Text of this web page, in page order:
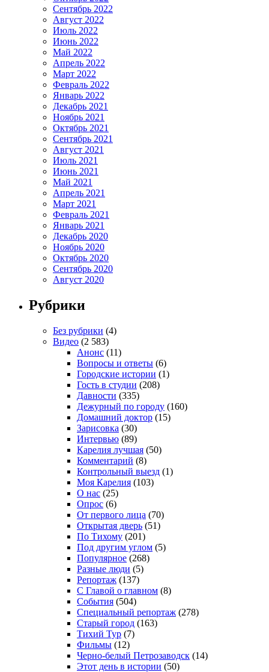
Сентябрь 2022
Август 2022
Июль 2022
Июнь 2022
Май 2022
Апрель 2022
Март 2022
Февраль 2022
Январь 2022
Декабрь 2021
Ноябрь 2021
Октябрь 2021
Сентябрь 2021
Август 2021
Июль 2021
Июнь 2021
Май 2021
Апрель 2021
Март 2021
Февраль 2021
Январь 2021
Декабрь 2020
Ноябрь 2020
Октябрь 2020
Сентябрь 2020
Август 2020
Рубрики
Без рубрики (4)
Видео (2 583)
Анонс (11)
Вопросы и ответы (6)
Городские истории (1)
Гость в студии (208)
Давности (335)
Дежурный по городу (160)
Домашний доктор (15)
Зарисовка (30)
Интервью (89)
Карелия лучшая (50)
Комментарий (8)
Контрольный выезд (1)
Моя Карелия (103)
О нас (25)
Опрос (6)
От первого лица (70)
Открытая дверь (51)
По Тихому (201)
Под другим углом (5)
Популярное (268)
Разные люди (5)
Репортаж (137)
С Главой о главном (8)
События (504)
Специальный репортаж (278)
Старый город (163)
Тихий Тур (7)
Фильмы (12)
Черно-белый Петрозаводск (14)
Этот день в истории (50)